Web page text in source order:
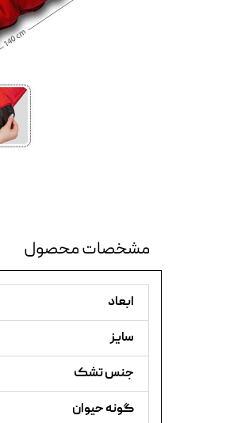
مشخصات محصول
ابعاد
سایز
جنس تشک
گونه حیوان